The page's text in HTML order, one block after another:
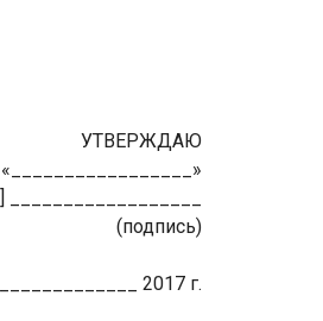
УТВЕРЖДАЮ
(подпись)
2017 г.